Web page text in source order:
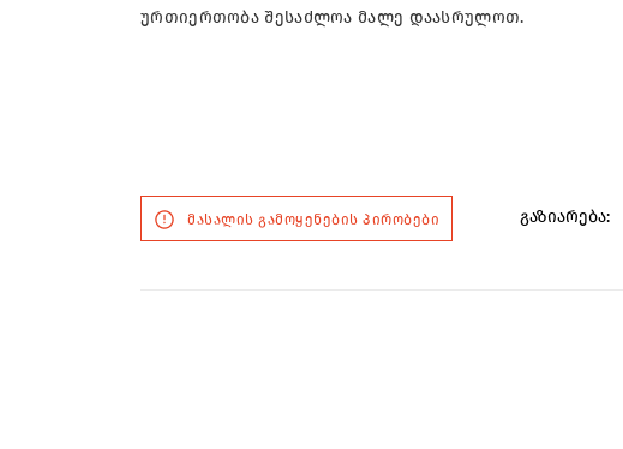
ურთიერთობა შესაძლოა მალე დაასრულოთ.
მასალის გამოყენების პირობები გაზიარება: